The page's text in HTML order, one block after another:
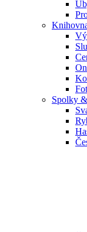
Spolky